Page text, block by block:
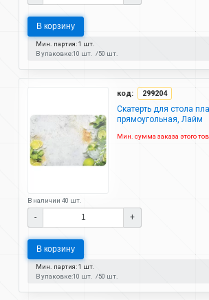
В корзину
Мин. партия: 1 шт.
В упаковке:10 шт. 50 шт.
код: 299204
Скатерть для стола
прямоугольная, Лайм
Мин. сумма заказа этого
В наличии 40 шт.
- +
В корзину
Мин. партия: 1 шт.
В упаковке:10 шт. 50 шт.